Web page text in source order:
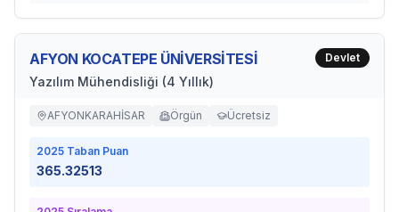
AFYON KOCATEPE ÜNİVERSİTESİ
Yazılım Mühendisliği (4 Yıllık)
Devlet
AFYONKARAHİSAR Örgün Ücretsiz
2025 Taban Puan
365.32513